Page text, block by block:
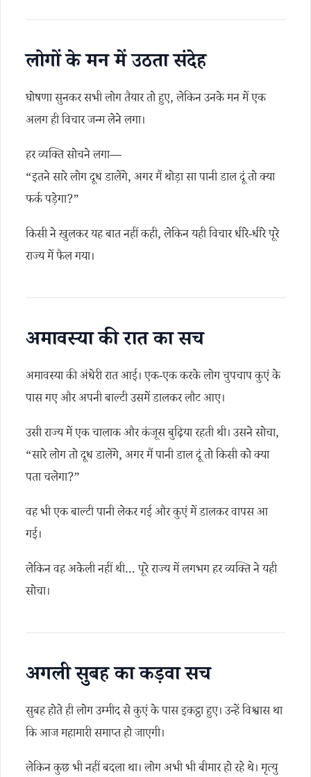
लोगों के मन में उठता संदेह
घोषणा सुनकर सभी लोग तैयार तो हुए, लेकिन उनके मन में एक
अलग ही विचार जन्म लेने लगा।
हर व्यक्ति सोचने लगा—
“इतने सारे लोग दूध डालेंगे, अगर मैं थोड़ा सा पानी डाल दूं तो क्या
फर्क पड़ेगा?”
किसी ने खुलकर यह बात नहीं कही, लेकिन यही विचार धीरे-धीरे पूरे
राज्य में फैल गया।
अमावस्या की रात का सच
अमावस्या की अंधेरी रात आई। एक-एक करके लोग चुपचाप कुएं के
पास गए और अपनी बाल्टी उसमें डालकर लौट आए।
उसी राज्य में एक चालाक और कंजूस बुढ़िया रहती थी। उसने सोचा,
“सारे लोग तो दूध डालेंगे, अगर मैं पानी डाल दूं तो किसी को क्या
पता चलेगा?”
वह भी एक बाल्टी पानी लेकर गई और कुएं में डालकर वापस आ
गई।
लेकिन वह अकेली नहीं थी… पूरे राज्य में लगभग हर व्यक्ति ने यही
सोचा।
अगली सुबह का कड़वा सच
सुबह होते ही लोग उम्मीद से कुएं के पास इकट्ठा हुए। उन्हें विश्वास था
कि आज महामारी समाप्त हो जाएगी।
लेकिन कुछ भी नहीं बदला था। लोग अभी भी बीमार हो रहे थे। मृत्यु